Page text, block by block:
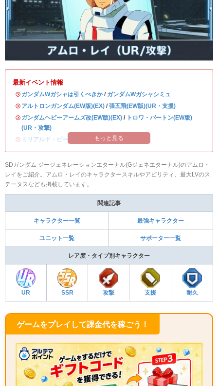
最新イベント情報
・ ガンダムWガシャは引くべきか/ ガンダムWガシャシミュ
・ アルトロンガンダム(EW版)(EX) / 張五飛(EW版)(UR・支援)
・ ガンダムヘビーアームズ改(EW版)(EX) / トロワ・バートン(EW版)
(UR・攻撃)
・ ミリアルド・ピースクラフト&リーブラ
もっと見る
SDガンダム ジージェネレーションエターナル(Gジェネエターナル)のアムロ・
レイをご紹介。アムロ・レイのキャラクタースキルやアビリティ、最大LVのス
テータスなども掲載しています。
関連記事
キャラクター一覧 最強キャラクター
ユニット一覧 サポーター一覧
レア度・タイプ別キャラクター
UR SSR 攻撃 支援 耐久
ゲームをプレイして課金代を稼ごう！